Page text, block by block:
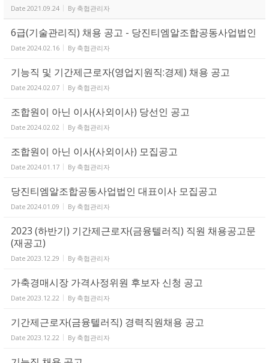
Date 2021.09.24 By 축협관리자
6급(기술관리직) 채용 공고 - 당진티엠알조합공동사업법인
Date 2024.02.16 By 축협관리자
기능직 및 기간제근로자(영업지원직:경제) 채용 공고
Date 2024.02.07 By 축협관리자
조합원이 아닌 이사(사외이사) 당선인 공고
Date 2024.02.02 By 축협관리자
조합원이 아닌 이사(사외이사) 모집공고
Date 2024.01.17 By 축협관리자
당진티엠알조합공동사업법인 대표이사 모집공고
Date 2024.01.09 By 축협관리자
2023 (하반기) 기간제근로자(금융텔러직) 직원 채용공고문
(재공고)
Date 2023.12.29 By 축협관리자
가축경매시장 가격사정위원 후보자 신청 공고
Date 2023.12.22 By 축협관리자
기간제근로자(금융텔러직) 경력직원채용 공고
Date 2023.12.22 By 축협관리자